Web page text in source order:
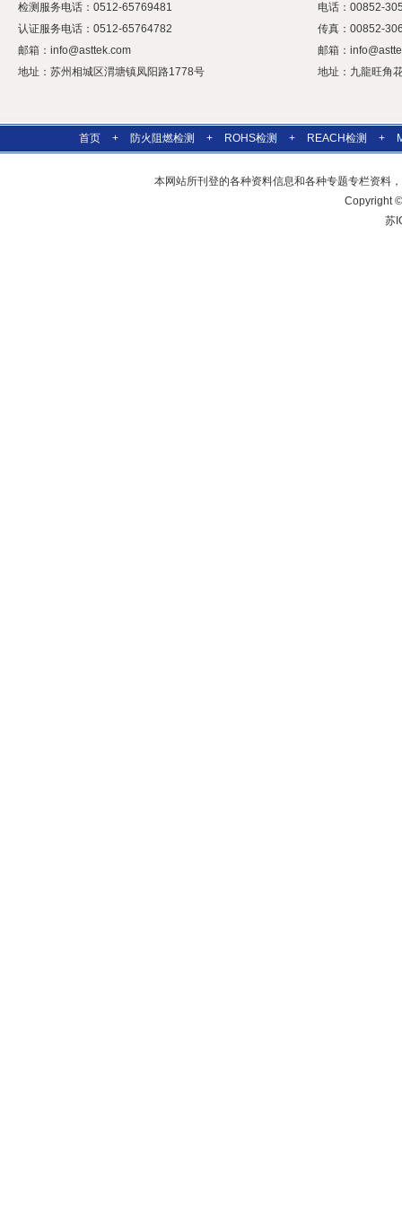
检测服务电话：0512-65769481
认证服务电话：0512-65764782
邮箱： info@asttek.com
地址：苏州相城区渭塘镇凤阳路1778号
电话：00852-
传真：00852-
邮箱：
地址：九龍旺角
首页 + 防火阻燃检测 + ROHS检测 + REACH检测 +
本网站所刊登的各种资料信息和各种专题专栏资料
Copyright
苏